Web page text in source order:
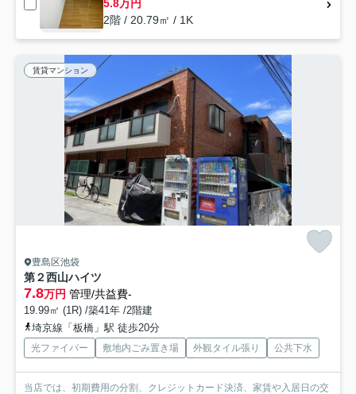
5.8万円
2階 / 20.79㎡ / 1K
賃貸マンション
豊島区池袋
第２西山ハイツ
7.8万円 管理/共益費-
19.99㎡ (1R) /築41年 /2階建
埼京線「板橋」駅 徒歩20分
光ファイバー 敷地内ごみ置き場 外観タイル張り 公共下水
当店では、初期費用の分割、クレジットカード決済、家賃や入居日の交